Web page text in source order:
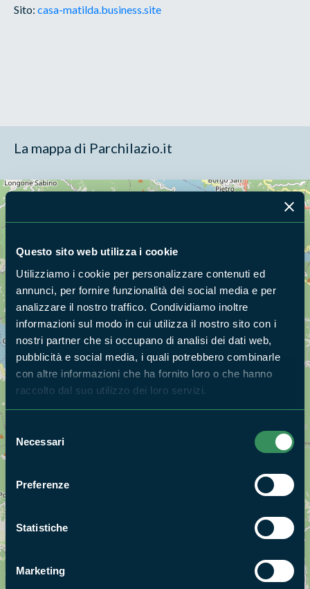
Questo sito web utilizza i cookie
Utilizziamo i cookie per personalizzare contenuti ed
annunci, per fornire funzionalità dei social media e per
analizzare il nostro traffico. Condividiamo inoltre
informazioni sul modo in cui utilizza il nostro sito con i
nostri partner che si occupano di analisi dei dati web,
pubblicità e social media, i quali potrebbero combinarle
con altre informazioni che ha fornito loro o che hanno
raccolto dal suo utilizzo dei loro servizi.
Selezione
del
consenso
Necessari
Preferenze
Statistiche
Marketing
Sito:casa-matilda.business.site
La mappa di Parchilazio.it